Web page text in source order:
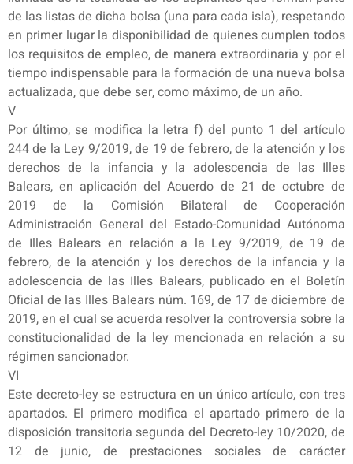
de las listas de dicha bolsa (una para cada isla), respetando
en primer lugar la disponibilidad de quienes cumplen todos
los requisitos de empleo, de manera extraordinaria y por el
tiempo indispensable para la formación de una nueva bolsa
actualizada, que debe ser, como máximo, de un año.
V
Por último, se modifica la letra f) del punto 1 del artículo
244 de la Ley 9/2019, de 19 de febrero, de la atención y los
derechos de la infancia y la adolescencia de las Illes
Balears, en aplicación del Acuerdo de 21 de octubre de
2019 de la Comisión Bilateral de Cooperación
Administración General del Estado-Comunidad Autónoma
de Illes Balears en relación a la Ley 9/2019, de 19 de
febrero, de la atención y los derechos de la infancia y la
adolescencia de las Illes Balears, publicado en el Boletín
Oficial de las Illes Balears núm. 169, de 17 de diciembre de
2019, en el cual se acuerda resolver la controversia sobre la
constitucionalidad de la ley mencionada en relación a su
régimen sancionador.
VI
Este decreto-ley se estructura en un único artículo, con tres
apartados. El primero modifica el apartado primero de la
disposición transitoria segunda del Decreto-ley 10/2020, de
12 de junio, de prestaciones sociales de carácter